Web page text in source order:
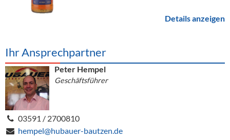
Details anzeigen
Ihr Ansprechpartner
Peter Hempel
Geschäftsführer
03591 / 2700810
hempel@hubauer-bautzen.de